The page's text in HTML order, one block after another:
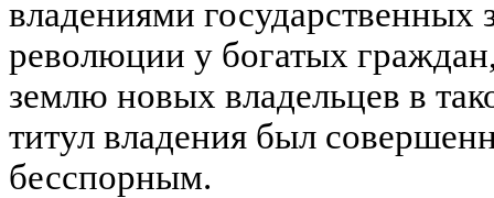
владениями государственных
революции у богатых
землю новых владельцев в
титул владения был
бесспорным.